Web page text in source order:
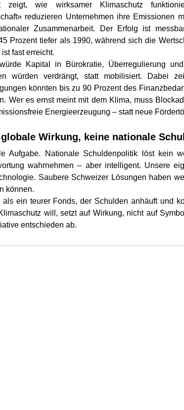
zeigt, wie wirksamer Klimaschutz
reduzieren Unternehmen ihre Emissionen
Zusammenarbeit. Der Erfolg ist
Prozent tiefer als 1990, während sich die
fast erreicht.
Kapital in Bürokratie, Überregulierung
würden verdrängt, statt mobilisiert. Dabei
könnten bis zu 90 Prozent des
Wer es ernst meint mit dem Klima, muss
Energieerzeugung – statt neue
Wirkung, keine nationale
Aufgabe. Nationale Schuldenpolitik löst kein
wahrnehmen – aber intelligent. Unsere
Saubere Schweizer Lösungen haben
können.
ein teurer Fonds, der Schulden anhäuft und
will, setzt auf Wirkung, nicht auf
entschieden ab.